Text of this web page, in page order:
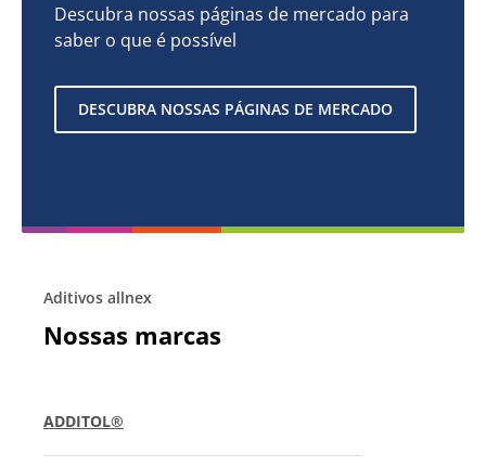
Descubra nossas páginas de mercado para
saber o que é possível
DESCUBRA NOSSAS PÁGINAS DE MERCADO
Aditivos allnex
Nossas marcas
ADDITOL®